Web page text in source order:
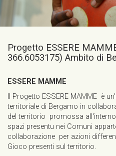
Progetto ESSERE
366.6053175) Ambito di
ESSERE MAMME
Il Progetto ESSERE MAMME è
territoriale di Bergamo in
del territorio promossa
spazi presentu nei Comuni
collaborazione per azioni
Gioco presenti sul territorio.